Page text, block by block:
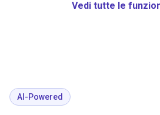
Vedi tutte le
AI-Powered